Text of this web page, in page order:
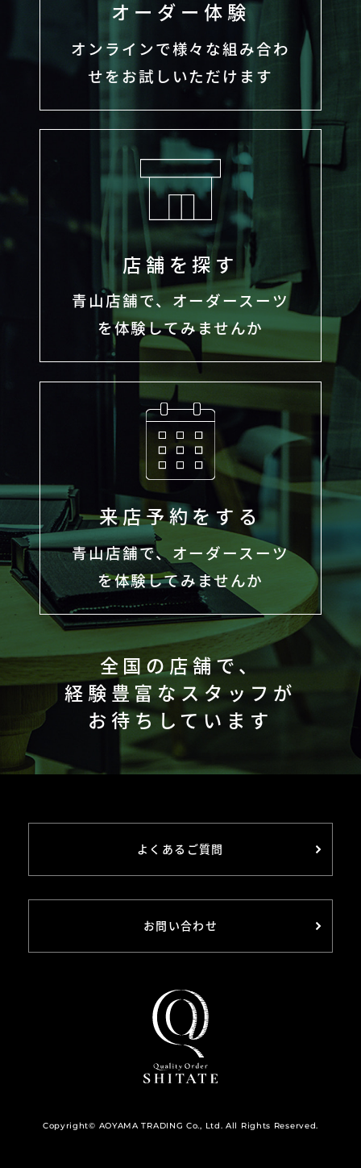
オーダー体験
オンラインで様々な組み合わ
せをお試しいただけます
店舗を探す
青山店舗で、オーダースーツ
を体験してみませんか
来店予約をする
青山店舗で、オーダースーツ
を体験してみませんか
全国の店舗で、
経験豊富なスタッフが
お待ちしています
よくあるご質問
お問い合わせ
Copyright© AOYAMA TRADING Co., Ltd. All Rights Reserved.